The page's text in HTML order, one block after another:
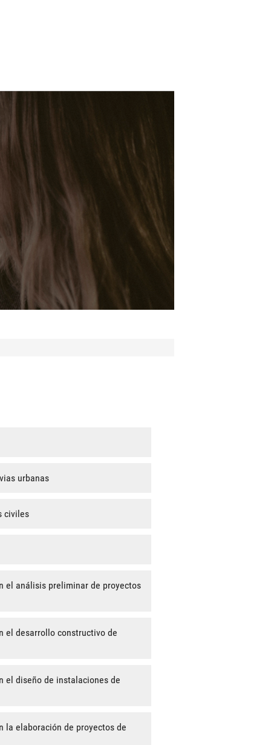
urbanas
civiles
el análisis preliminar de proyectos
el desarrollo constructivo de
el diseño de instalaciones de
la elaboración de proyectos de